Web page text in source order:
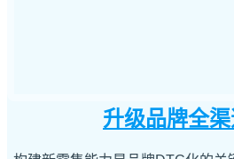
升级品牌全